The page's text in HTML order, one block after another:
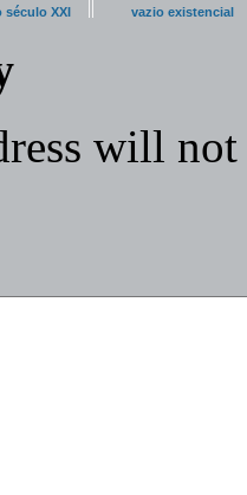
século XXI
vazio existencial
will